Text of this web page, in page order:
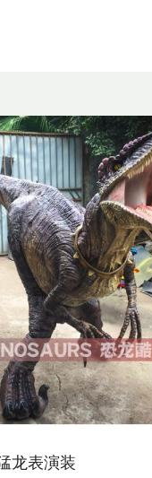
龙表演装